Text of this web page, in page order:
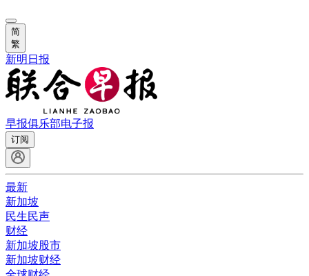
简
繁
新明日报
早报俱乐部电子报
订阅
最新
新加坡
民生民声
财经
新加坡股市
新加坡财经